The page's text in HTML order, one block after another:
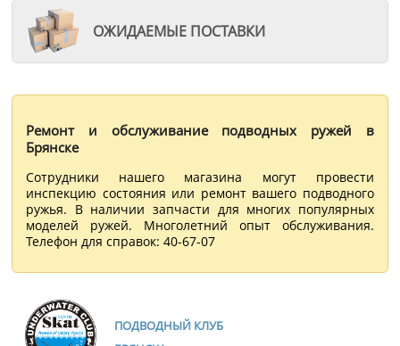
ОЖИДАЕМЫЕ ПОСТАВКИ
Ремонт и обслуживание подводных ружей в
Брянске
Сотрудники нашего магазина могут провести
инспекцию состояния или ремонт вашего подводного
ружья. В наличии запчасти для многих популярных
моделей ружей. Многолетний опыт обслуживания.
Телефон для справок: 40-67-07
ПОДВОДНЫЙ КЛУБ